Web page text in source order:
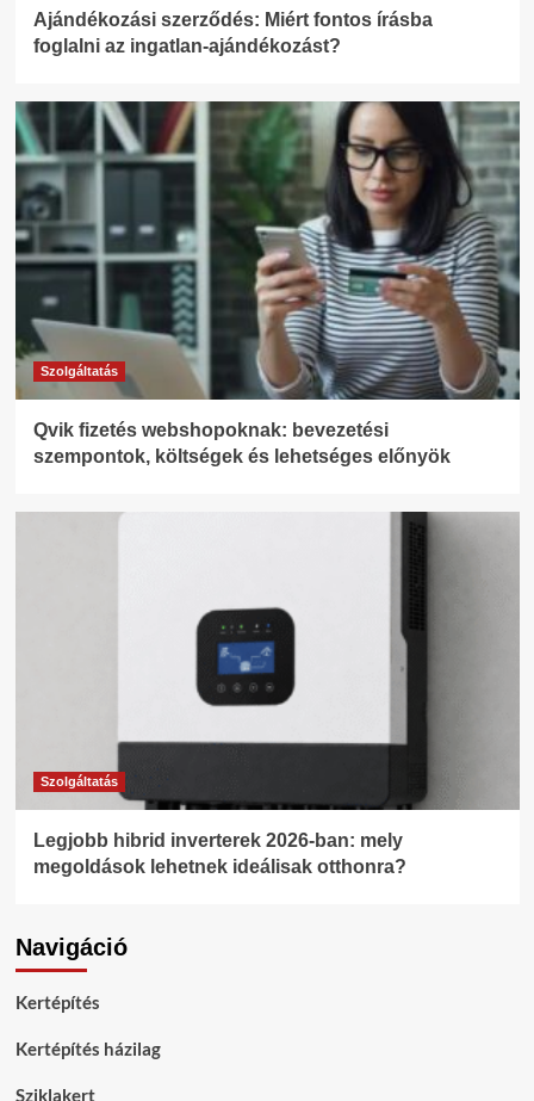
Ajándékozási szerződés: Miért fontos írásba
foglalni az ingatlan-ajándékozást?
Szolgáltatás
Qvik fizetés webshopoknak: bevezetési
szempontok, költségek és lehetséges előnyök
Szolgáltatás
Legjobb hibrid inverterek 2026-ban: mely
megoldások lehetnek ideálisak otthonra?
Navigáció
Kertépítés
Kertépítés házilag
Sziklakert